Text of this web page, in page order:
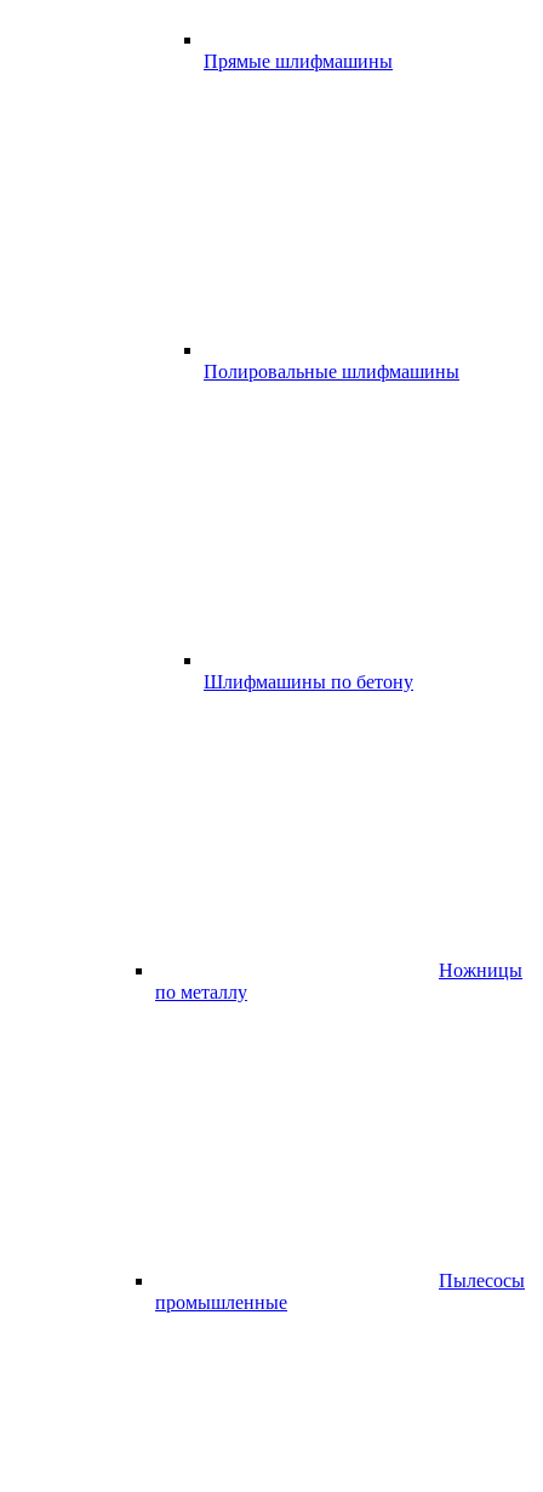
Прямые шлифмашины
Полировальные шлифмашины
Шлифмашины по бетону
Ножницы
по металлу
Пылесосы
промышленные